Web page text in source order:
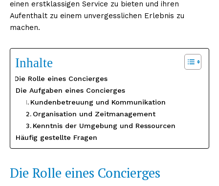
einen erstklassigen Service zu bieten und ihren
Aufenthalt zu einem unvergesslichen Erlebnis zu
machen.
Inhalte
Die Rolle eines Concierges
Die Aufgaben eines Concierges
Kundenbetreuung und Kommunikation
Organisation und Zeitmanagement
Kenntnis der Umgebung und Ressourcen
Häufig gestellte Fragen
Die Rolle eines Concierges